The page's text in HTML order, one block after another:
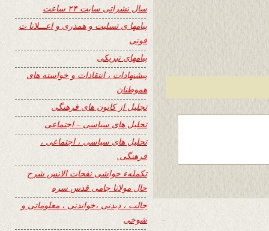
سال نشراتی سایت ۲۴ ساعت
پیامها ی تسلیت و همدری و اعـــلانا ت
فوتی
پیامهای تبریکی
پیشنهادات ، انتقادات و خواسته های
هموطنان
تجلیل از کانون های فرهنگی
تحلیل های سیاسی – اجتماعی
تحلیل های سیاسی ، اجتماعی ،
فرهنگی.
تکملهء حواشی نفحات الانس شرح
حال مولانا جامی قدس سره
جالب ، دیدنی ،خواندنی ، معلوماتی و
شوخی